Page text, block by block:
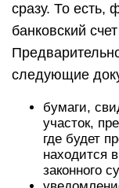
сразу. То есть,
банковский
следующие
бумаги,
участок,
где будет
находится
законного